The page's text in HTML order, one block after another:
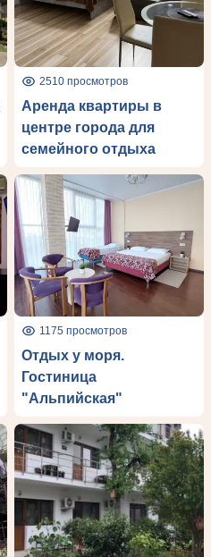
2510 просмотров
Аренда квартиры в
центре города для
семейного отдыха
1175 просмотров
Отдых у моря.
Гостиница
"Альпийская"